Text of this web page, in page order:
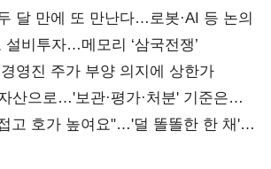
달 만에 또 만난다…로봇·AI 등 논의
비투자…메모리 ‘삼국전쟁’
영진 주가 부양 의지에 상한가
산으로…'보관·평가·처분' 기준은
고 호가 높여요"…'덜 똘똘한 한 채'